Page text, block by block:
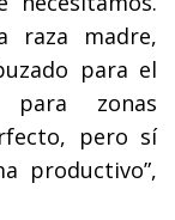
raza madre,
para el
para zonas
pero sí
productivo”,